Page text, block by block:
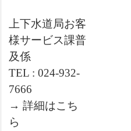
上下水道局お客
様サービス課普
及係
TEL : 024-932-
7666
→ 詳細はこち
ら